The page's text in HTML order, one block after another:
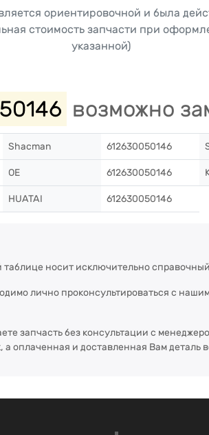
ориентировочной и была
стоимость запчасти при
указанной)
возможно
Shacman 612630050146
OE 612630050146
HUATAI 612630050146
носит исключительно
лично проконсультироваться с
запчасть без консультации с
оплаченная и доставленная Вам деталь